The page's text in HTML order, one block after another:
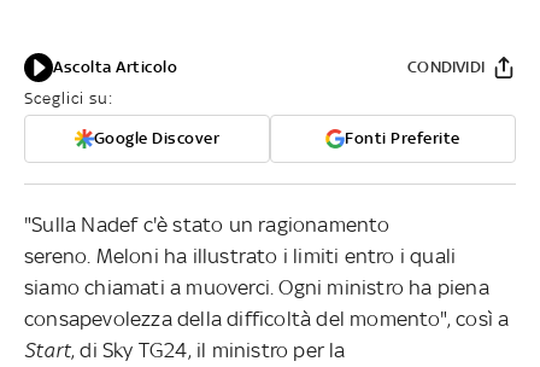
Ascolta Articolo
Sceglici su:
Google Discover Fonti Preferite
CONDIVIDI
"Sulla Nadef c'è stato un ragionamento
sereno. Meloni ha illustrato i limiti entro i quali
siamo chiamati a muoverci. Ogni ministro ha piena
consapevolezza della difficoltà del momento", così a
Start, di Sky TG24, il ministro per la